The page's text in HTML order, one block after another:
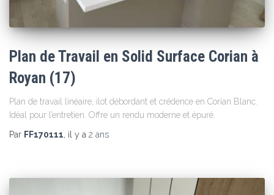
Plan de Travail en Solid Surface Corian à
Royan (17)
Plan de travail linéaire, ilot débordant et crédence en Corian Blanc.
Idéal pour l’entretien. Offre un rendu moderne et épuré.
Par FF170111, il y a 2 ans